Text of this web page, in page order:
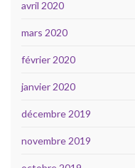
avril 2020
mars 2020
février 2020
janvier 2020
décembre 2019
novembre 2019